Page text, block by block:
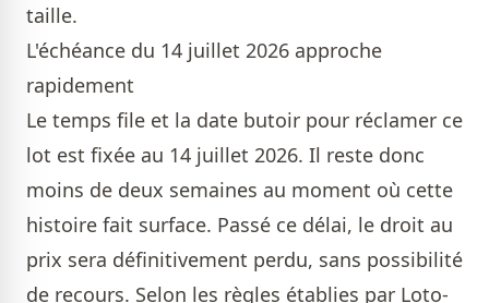
taille.
L'échéance du 14 juillet 2026 approche
rapidement
Le temps file et la date butoir pour réclamer ce
lot est fixée au 14 juillet 2026. Il reste donc
moins de deux semaines au moment où cette
histoire fait surface. Passé ce délai, le droit au
prix sera définitivement perdu, sans possibilité
de recours. Selon les règles établies par Loto-